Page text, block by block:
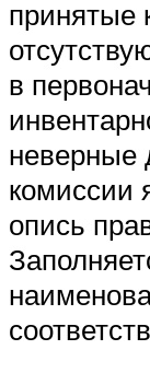
принятые
в
неверные
комиссии
опись